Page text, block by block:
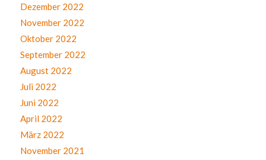
Dezember 2022
November 2022
Oktober 2022
September 2022
August 2022
Juli 2022
Juni 2022
April 2022
März 2022
November 2021